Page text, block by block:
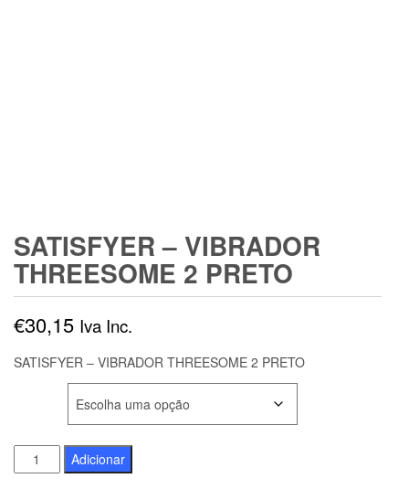
SATISFYER – VIBRADOR
THREESOME 2 PRETO
€30,15 Iva Inc.
SATISFYER – VIBRADOR THREESOME 2 PRETO
Quantidade
de
Adicionar